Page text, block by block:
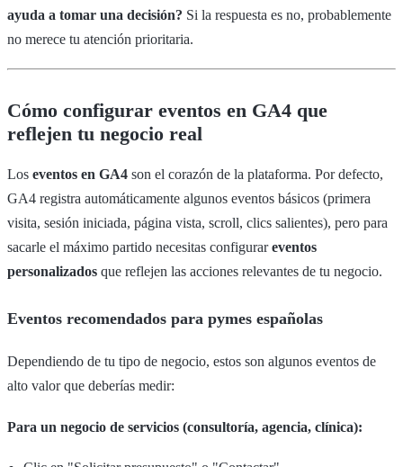
ayuda a tomar una decisión? Si la respuesta es no, probablemente
no merece tu atención prioritaria.
Cómo configurar eventos en GA4 que
reflejen tu negocio real
Los eventos en GA4 son el corazón de la plataforma. Por defecto,
GA4 registra automáticamente algunos eventos básicos (primera
visita, sesión iniciada, página vista, scroll, clics salientes), pero para
sacarle el máximo partido necesitas configurareventos
personalizados que reflejen las acciones relevantes de tu negocio.
Eventos recomendados para pymes españolas
Dependiendo de tu tipo de negocio, estos son algunos eventos de
alto valor que deberías medir:
Para un negocio de servicios (consultoría, agencia, clínica):